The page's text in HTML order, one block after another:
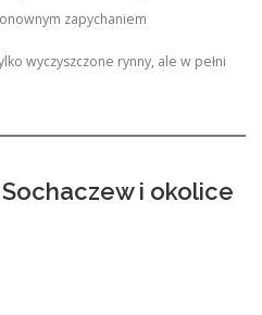
zapychaniem
wyczyszczone rynny, ale w pełni
Sochaczew i okolice